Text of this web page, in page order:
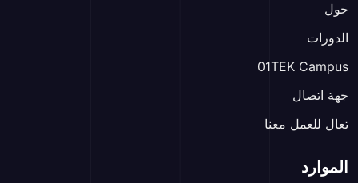
حول
الدورات
01TEK Campus
جهة اتصال
تعال للعمل معنا
الموارد